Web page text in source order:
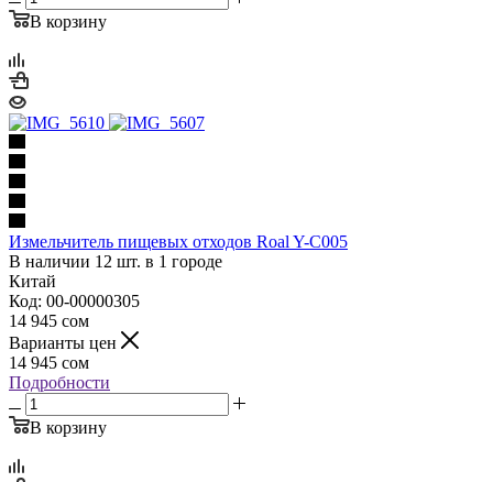
В корзину
Измельчитель пищевых отходов Roal Y-C005
В наличии 12 шт. в 1 городе
Китай
Код: 00-00000305
14 945 сом
Варианты цен
14 945 сом
Подробности
В корзину